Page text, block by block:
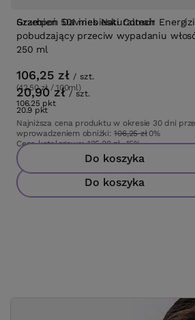
Szampon Davines Naturaltech
pobudzający przeciw wypadaniu
250 ml
106,25 zł / szt.
(42,50 zł / 100ml)
106.25 pktpunktów
Najniższa cena produktu w okresie 30 dni
wprowadzeniem obniżki:106,25 zł 0%
Cena katalogowa:125,00 zł -15%
Do koszyka
Grzebień 501 niebieski Comair
20,90 zł / szt.
20.9 pkt
Do koszyka